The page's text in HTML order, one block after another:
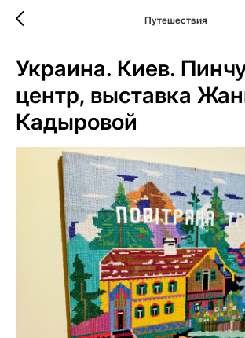
Путешествия
Украина. Киев.
центр, выставка
Кадыровой